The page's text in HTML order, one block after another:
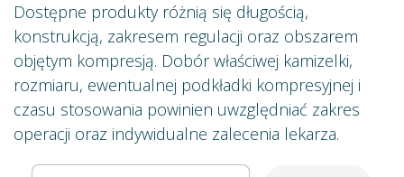
Dostępne produkty różnią się długością,
konstrukcją, zakresem regulacji oraz obszarem
objętym kompresją. Dobór właściwej kamizelki,
rozmiaru, ewentualnej podkładki kompresyjnej i
czasu stosowania powinien uwzględniać zakres
operacji oraz indywidualne zalecenia lekarza.